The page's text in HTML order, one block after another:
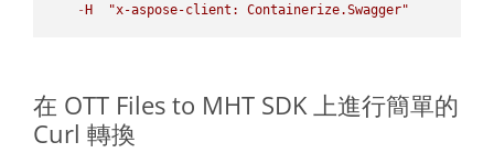
- H "x-aspose-client: Containerize.Swagger"
在 OTT Files to MHT SDK 上進行簡單的
Curl 轉換